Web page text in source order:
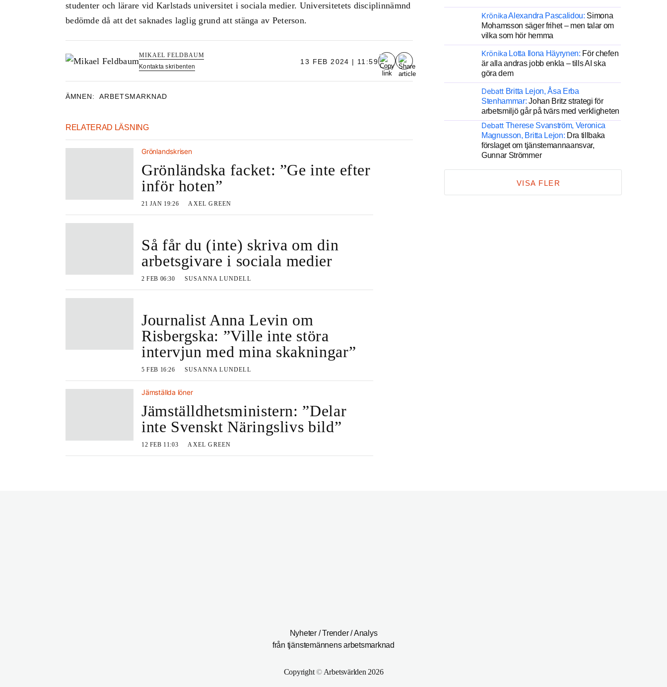
studenter och lärare vid Karlstads universitet i sociala medier. Universitetets disciplinnämnd
bedömde då att det saknades laglig grund att stänga av Peterson.
MIKAEL FELDBAUM
Kontakta skribenten
13 FEB 2024 | 11:59
ÄMNEN: ARBETSMARKNAD
RELATERAD LÄSNING
Grönlandskrisen
Grönländska facket: ”Ge inte efter
inför hoten”
21 JAN 19:26 AXEL GREEN
Så får du (inte) skriva om din
arbetsgivare i sociala medier
2 FEB 06:30 SUSANNA LUNDELL
Journalist Anna Levin om
Risbergska: ”Ville inte störa
intervjun med mina skakningar”
5 FEB 16:26 SUSANNA LUNDELL
Jämställda löner
Jämställdhetsministern: ”Delar
inte Svenskt Näringslivs bild”
12 FEB 11:03 AXEL GREEN
KrönikaAlexandra Pascalidou: Simona
Mohamsson säger frihet – men talar om
vilka som hör hemma
Krönika Lotta Ilona Häyrynen: För chefen
är alla andras jobb enkla – tills AI ska
göra dem
Debatt Britta Lejon, Åsa Erba
Stenhammar: Johan Britz strategi för
arbetsmiljö går på tvärs med verkligheten
Debatt Therese Svanström, Veronica
Magnusson, Britta Lejon: Dra tillbaka
förslaget om tjänstemannaansvar,
Gunnar Strömmer
VISA FLER
Nyheter / Trender / Analys
från tjänstemännens arbetsmarknad
Copyright©Arbetsvärlden 2026